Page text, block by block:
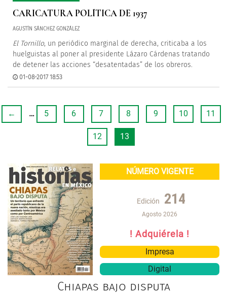
CARICATURA POLÍTICA DE 1937
AGUSTÍN SÁNCHEZ GONZÁLEZ
El Tornillo, un periódico marginal de derecha, criticaba a los
huelguistas al poner al presidente Lázaro Cárdenas tratando
de detener las acciones “desatentadas” de los obreros.
01-08-2017 18:53
← … 5 6 7 8 9 10 11
12 13
NÚMERO VIGENTE
Edición 214
Agosto 2026
! Adquiérela !
Impresa
Digital
Chiapas bajo disputa